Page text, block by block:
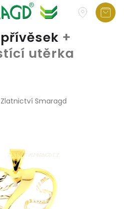
+
utěrka
Zlatnictví Smaragd